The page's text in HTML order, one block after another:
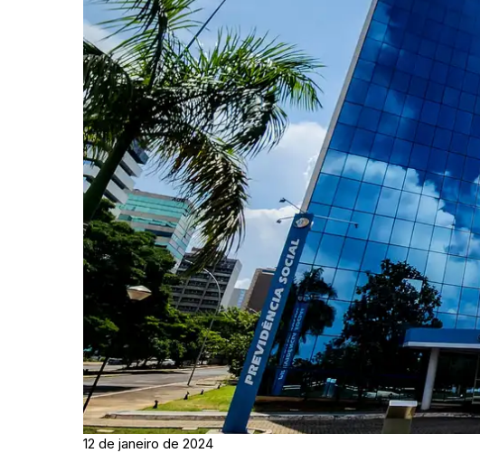
12 de janeiro de 2024